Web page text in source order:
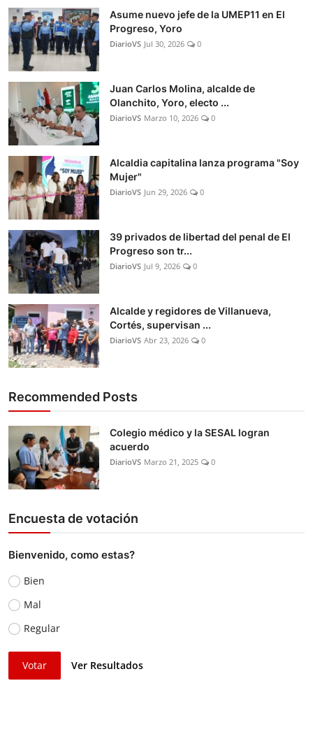
Asume nuevo jefe de la UMEP11 en El
Progreso, Yoro
DiarioVS Jul 30, 2026 0
Juan Carlos Molina, alcalde de
Olanchito, Yoro, electo ...
DiarioVS Marzo 10, 2026 0
Alcaldia capitalina lanza programa "Soy
Mujer"
DiarioVS Jun 29, 2026 0
39 privados de libertad del penal de El
Progreso son tr...
DiarioVS Jul 9, 2026 0
Alcalde y regidores de Villanueva,
Cortés, supervisan ...
DiarioVS Abr 23, 2026 0
Recommended Posts
Colegio médico y la SESAL logran
acuerdo
DiarioVS Marzo 21, 2025 0
Encuesta de votación
Bienvenido, como estas?
Bien
Mal
Regular
Votar Ver Resultados